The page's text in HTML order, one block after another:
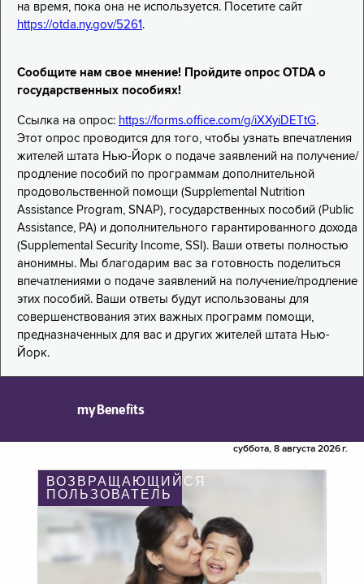
на время, пока она не используется. Посетите сайт
https://otda.ny.gov/5261 .
Сообщите нам свое мнение! Пройдите опрос OTDA о
государственных пособиях!
Ссылка на опрос: https://forms.office.com/g/iXXyiDETtG.
Этот опрос проводится для того, чтобы узнать впечатления
жителей штата Нью-Йорк о подаче заявлений на получение/
продление пособий по программам дополнительной
продовольственной помощи (Supplemental Nutrition
Assistance Program, SNAP), государственных пособий (Public
Assistance, PA) и дополнительного гарантированного дохода
(Supplemental Security Income, SSI). Ваши ответы полностью
анонимны. Мы благодарим вас за готовность поделиться
впечатлениями о подаче заявлений на получение/продление
этих пособий. Ваши ответы будут использованы для
совершенствования этих важных программ помощи,
предназначенных для вас и других жителей штата Нью-
Йорк.
myBenefits
суббота, 8 августа 2026 г.
ВОЗВРАЩАЮЩИЙСЯ
ПОЛЬЗОВАТЕЛЬ